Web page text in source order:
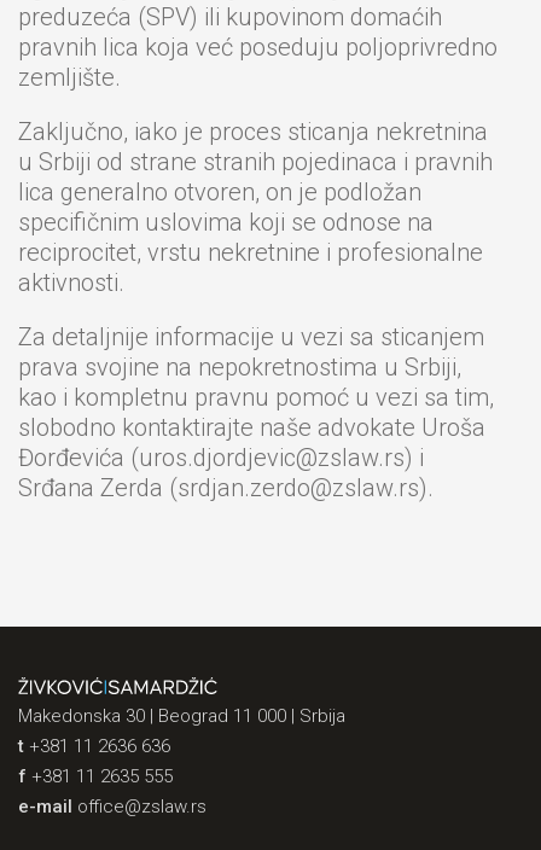
preduzeća (SPV) ili kupovinom domaćih
pravnih lica koja već poseduju poljoprivredno
zemljište.
Zaključno, iako je proces sticanja nekretnina
u Srbiji od strane stranih pojedinaca i pravnih
lica generalno otvoren, on je podložan
specifičnim uslovima koji se odnose na
reciprocitet, vrstu nekretnine i profesionalne
aktivnosti.
Za detaljnije informacije u vezi sa sticanjem
prava svojine na nepokretnostima u Srbiji,
kao i kompletnu pravnu pomoć u vezi sa tim,
slobodno kontaktirajte naše advokate Uroša
Đorđevića (uros.djordjevic@zslaw.rs) i
Srđana Zerda (srdjan.zerdo@zslaw.rs).
Makedonska 30 | Beograd 11 000 | Srbija
t +381 11 2636 636
f +381 11 2635 555
e-mail office@zslaw.rs